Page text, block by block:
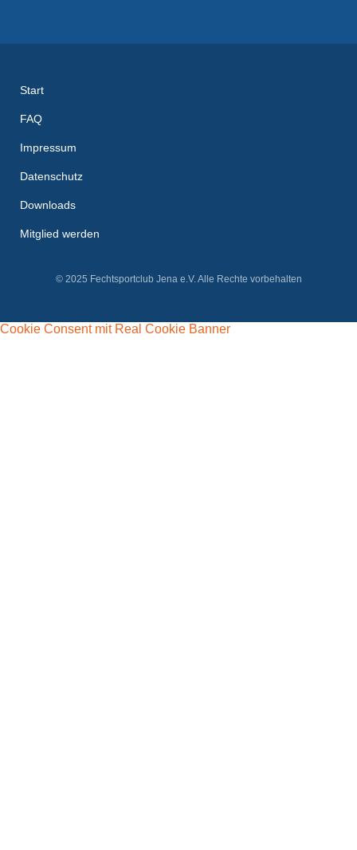
© 2025 Fechtsportclub Jena e.V. Alle Rechte vorbehalten
Start
FAQ
Impressum
Datenschutz
Downloads
Mitglied werden
Cookie Consent mit Real Cookie Banner